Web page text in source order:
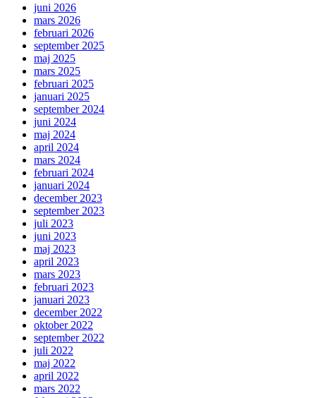
juni 2026
mars 2026
februari 2026
september 2025
maj 2025
mars 2025
februari 2025
januari 2025
september 2024
juni 2024
maj 2024
april 2024
mars 2024
februari 2024
januari 2024
december 2023
september 2023
juli 2023
juni 2023
maj 2023
april 2023
mars 2023
februari 2023
januari 2023
december 2022
oktober 2022
september 2022
juli 2022
maj 2022
april 2022
mars 2022